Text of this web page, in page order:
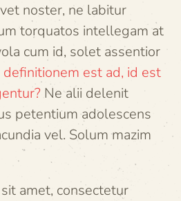
noster, ne labitur
torquatos intellegam at
cum id, solet assentior
est ad, id est
Ne alii delenit
petentium adolescens
vel. Solum mazim
amet, consectetur